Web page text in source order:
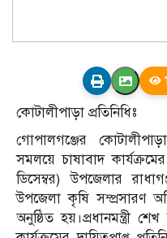
কোটালীপাড়া প্রতিনিধিঃ
গোপালগঞ্জের
সমলয়ে চাষাবাদ
ডিসেম্বর) উপজেলার
উপজেলা কৃষি সম্প্রসারণ
অনুষ্ঠিত হয়।প্রধানমন্ত্রী